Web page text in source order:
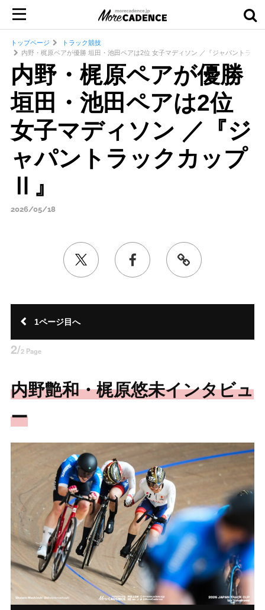
トップページ
トラック競技
内野・梶原ペアが優勝 垣田・池田ペアは2位 女子マディソン ／『ジャパントラッ
内野・梶原ペアが優勝
垣田・池田ペアは2位
女子マディソン ／『ジ
ャパントラックカップ
Ⅱ』
2026/05/18
1ページ目へ
2/2 Page
内野艶和・梶原悠未インタビュ
ー